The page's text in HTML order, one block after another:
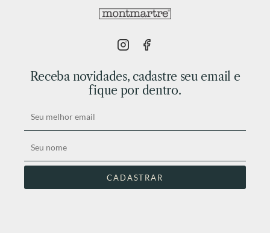
Receba novidades, cadastre seu email e
fique por dentro.